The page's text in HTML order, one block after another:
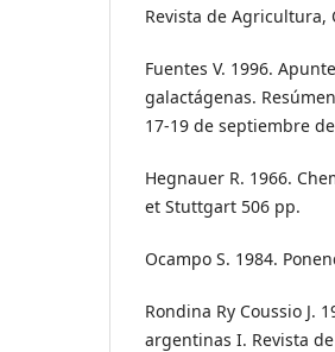
Revista de Agricultura,
Fuentes V. 1996.
galactágenas.
17-19 de septiembre
Hegnauer R. 1966.
et Stuttgart 506 pp.
Ocampo S. 1984.
Rondina Ry Coussio J.
argentinas I. Revista